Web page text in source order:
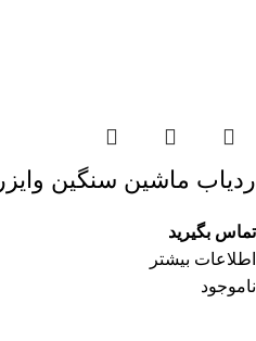
ردیاب ماشین سنگین وایزر F100
تماس بگیرید
اطلاعات بیشتر
ناموجود